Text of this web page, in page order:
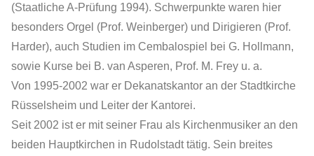
(Staatliche A-Prüfung 1994). Schwerpunkte waren hier
besonders Orgel (Prof. Weinberger) und Dirigieren (Prof.
Harder), auch Studien im Cembalospiel bei G. Hollmann,
sowie Kurse bei B. van Asperen, Prof. M. Frey u. a.
Von 1995-2002 war er Dekanatskantor an der Stadtkirche
Rüsselsheim und Leiter der Kantorei.
Seit 2002 ist er mit seiner Frau als Kirchenmusiker an den
beiden Hauptkirchen in Rudolstadt tätig. Sein breites